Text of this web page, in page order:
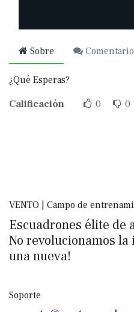
Sobre
¿Qué Esperas?
Calificación
0 0
VENTO | Campo de
Escuadrones élite de
No revolucionamos la
una nueva!
Soporte